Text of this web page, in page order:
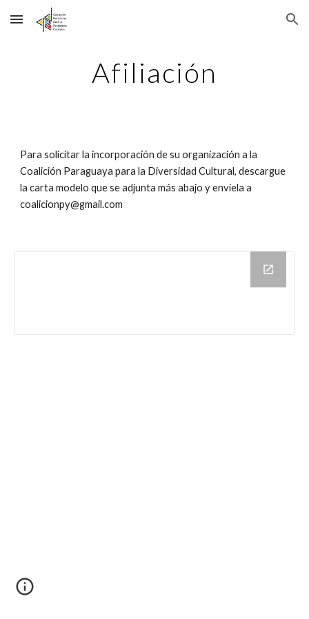
Skip to main content Skip to navigation
Afiliación
Para solicitar la incorporación de su organización a la
Coalición Paraguaya para la Diversidad Cultural, descargue
la carta modelo que se adjunta más abajo y envíela a
coalicionpy@gmail.com